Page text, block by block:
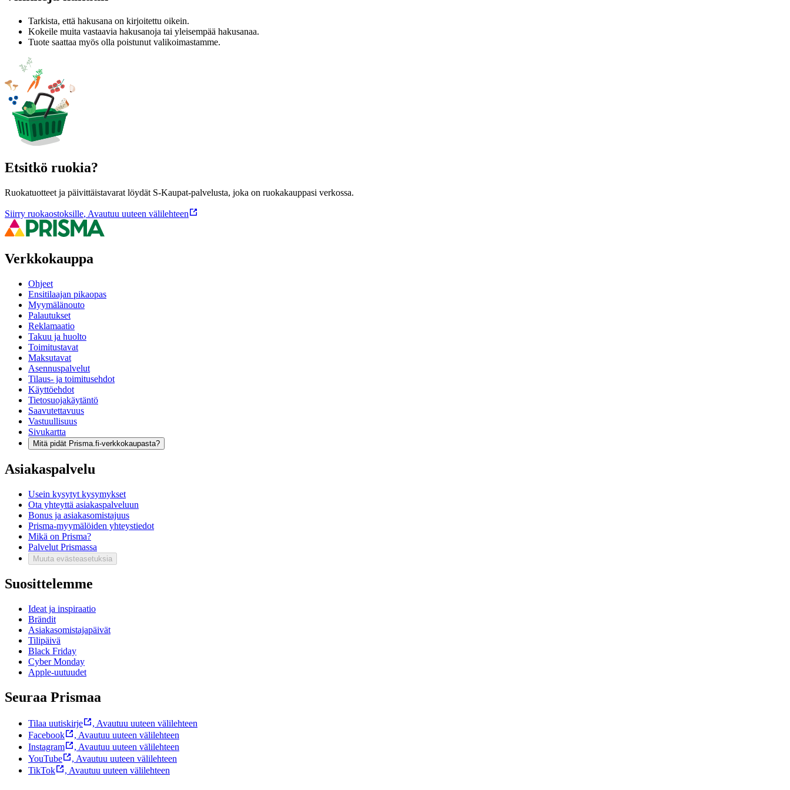
Tarkista, että hakusana on kirjoitettu oikein.
Kokeile muita vastaavia hakusanoja tai yleisempää hakusanaa.
Tuote saattaa myös olla poistunut valikoimastamme.
Etsitkö ruokia?
Ruokatuotteet ja päivittäistavarat löydät S-Kaupat-palvelusta, joka on ruokakauppasi verkossa.
Siirry ruokaostoksille, Avautuu uuteen välilehteen
Verkkokauppa
Ohjeet
Ensitilaajan pikaopas
Myymälänouto
Palautukset
Reklamaatio
Takuu ja huolto
Toimitustavat
Maksutavat
Asennuspalvelut
Tilaus- ja toimitusehdot
Käyttöehdot
Tietosuojakäytäntö
Saavutettavuus
Vastuullisuus
Sivukartta
Mitä pidät Prisma.fi-verkkokaupasta?
Asiakaspalvelu
Usein kysytyt kysymykset
Ota yhteyttä asiakaspalveluun
Bonus ja asiakasomistajuus
Prisma-myymälöiden yhteystiedot
Mikä on Prisma?
Palvelut Prismassa
Muuta evästeasetuksia
Suosittelemme
Ideat ja inspiraatio
Brändit
Asiakasomistajapäivät
Tilipäivä
Black Friday
Cyber Monday
Apple-uutuudet
Seuraa Prismaa
Tilaa uutiskirje , Avautuu uuteen välilehteen
Facebook
, Avautuu uuteen välilehteen
Instagram
, Avautuu uuteen välilehteen
YouTube
, Avautuu uuteen välilehteen
TikTok
, Avautuu uuteen välilehteen